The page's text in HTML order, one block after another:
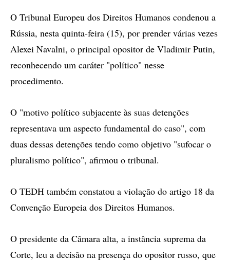
compartilhamento
O Tribunal Europeu dos Direitos Humanos condenou a
Rússia, nesta quinta-feira (15), por prender várias vezes
Alexei Navalni, o principal opositor de Vladimir Putin,
reconhecendo um caráter "político" nesse
procedimento.
O "motivo político subjacente às suas detenções
representava um aspecto fundamental do caso", com
duas dessas detenções tendo como objetivo "sufocar o
pluralismo político", afirmou o tribunal.
O TEDH também constatou a violação do artigo 18 da
Convenção Europeia dos Direitos Humanos.
O presidente da Câmara alta, a instância suprema da
Corte, leu a decisão na presença do opositor russo, que